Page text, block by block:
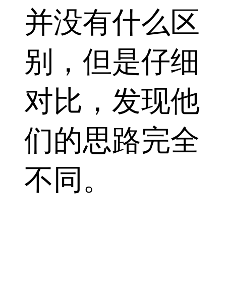
并没有什么区
别，但是仔细
对比，发现他
们的思路完全
不同。